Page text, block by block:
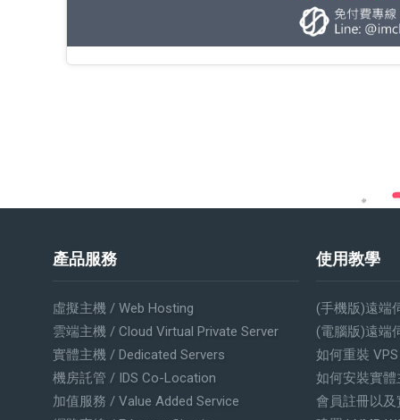
產品服務
虛擬主機 / Web Hosting
雲端主機 / Cloud Virtual Private Server
實體主機 / Dedicated Servers
機房託管 / IDS Co-Location
加值服務 / Value Added Service
使用教學
(手機版)遠端
(電腦版)遠端
如何重裝
如何安裝實體
會員註冊以